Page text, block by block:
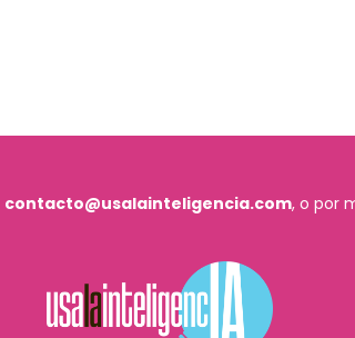
contacto@usalainteligencia.com, o por